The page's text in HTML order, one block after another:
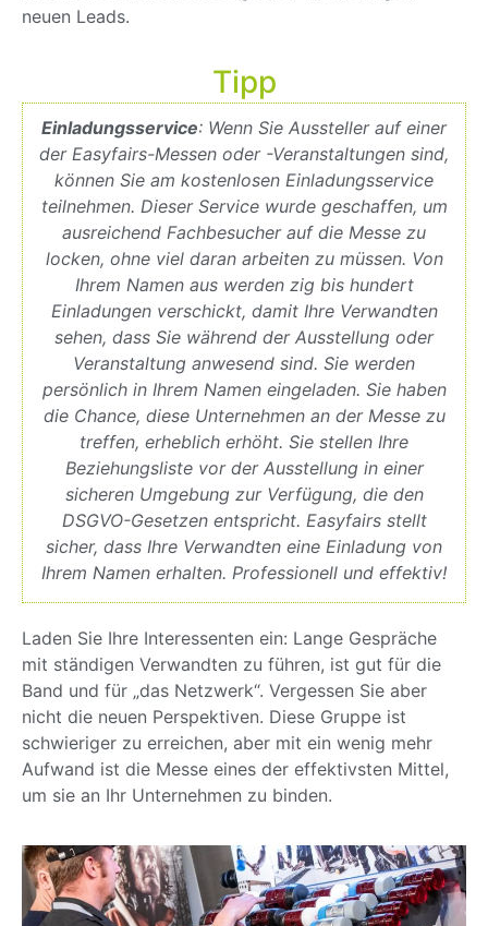
neuen Leads.
Tipp
Einladungsservice: Wenn Sie Aussteller auf einer
der Easyfairs-Messen oder -Veranstaltungen sind,
können Sie am kostenlosen Einladungsservice
teilnehmen. Dieser Service wurde geschaffen, um
ausreichend Fachbesucher auf die Messe zu
locken, ohne viel daran arbeiten zu müssen. Von
Ihrem Namen aus werden zig bis hundert
Einladungen verschickt, damit Ihre Verwandten
sehen, dass Sie während der Ausstellung oder
Veranstaltung anwesend sind. Sie werden
persönlich in Ihrem Namen eingeladen. Sie haben
die Chance, diese Unternehmen an der Messe zu
treffen, erheblich erhöht. Sie stellen Ihre
Beziehungsliste vor der Ausstellung in einer
sicheren Umgebung zur Verfügung, die den
DSGVO-Gesetzen entspricht. Easyfairs stellt
sicher, dass Ihre Verwandten eine Einladung von
Ihrem Namen erhalten. Professionell und effektiv!
Laden Sie Ihre Interessenten ein: Lange Gespräche
mit ständigen Verwandten zu führen, ist gut für die
Band und für „das Netzwerk“. Vergessen Sie aber
nicht die neuen Perspektiven. Diese Gruppe ist
schwieriger zu erreichen, aber mit ein wenig mehr
Aufwand ist die Messe eines der effektivsten Mittel,
um sie an Ihr Unternehmen zu binden.